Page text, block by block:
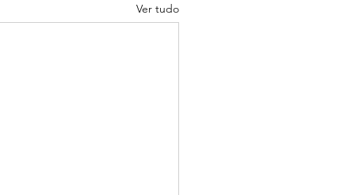
Ver tudo